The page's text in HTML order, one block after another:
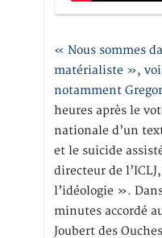
« Nous sommes
matérialiste »,
notamment
heures après le
nationale d’un
et le suicide
directeur de
l’idéologie ».
minutes accordé
Joubert des